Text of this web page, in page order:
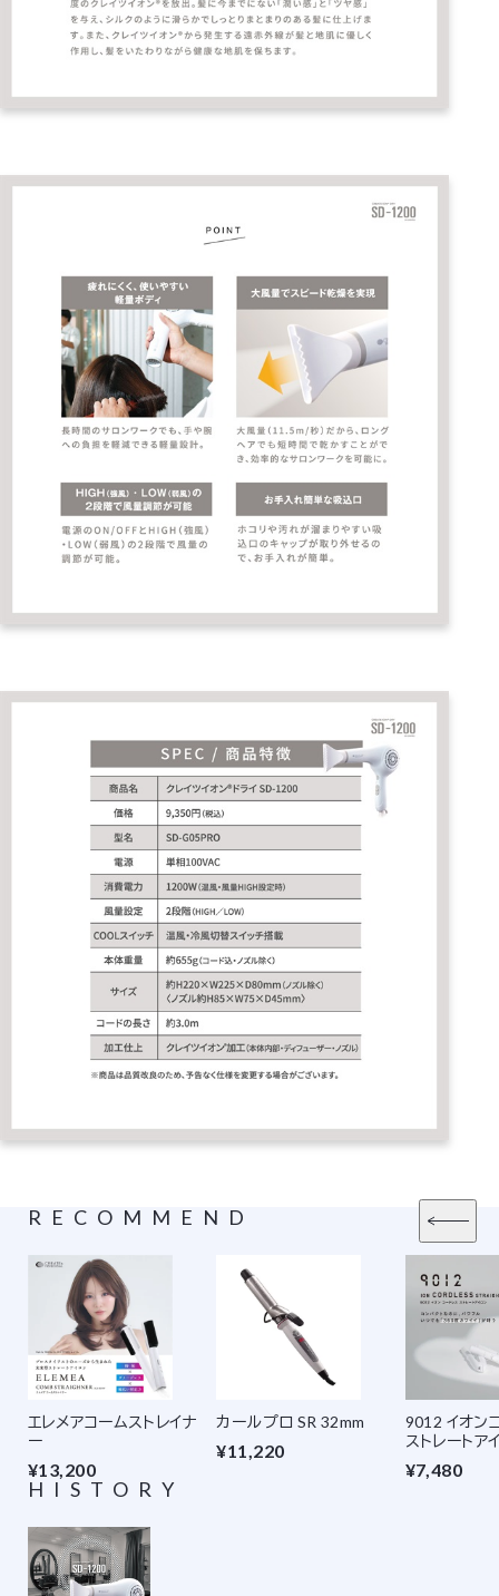
RECOMMEND
エレメアコームストレイナ
ー
¥13,200
カールプロ SR 32mm
¥11,220
9012 イオン
ストレートア
¥7,480
HISTORY